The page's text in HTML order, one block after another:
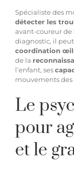
Spécialiste des
détecter les
avant-coureur de
diagnostic, il
coordination
de la
l’enfant, ses
mouvements des
Le
pour
et le